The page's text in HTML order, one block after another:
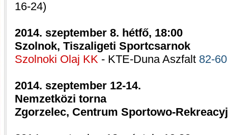
16-24)
2014. szeptember 8. hétfő, 18:00
Szolnok, Tiszaligeti Sportcsarnok
Szolnoki Olaj KK - KTE-Duna Aszfalt 82-60
2014. szeptember 12-14.
Nemzetközi torna
Zgorzelec, Centrum Sportowo-